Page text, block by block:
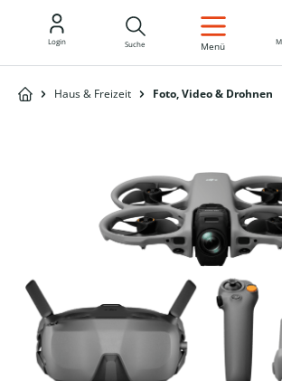
Login Suche Menü
Haus & Freizeit Foto, Video & Drohnen